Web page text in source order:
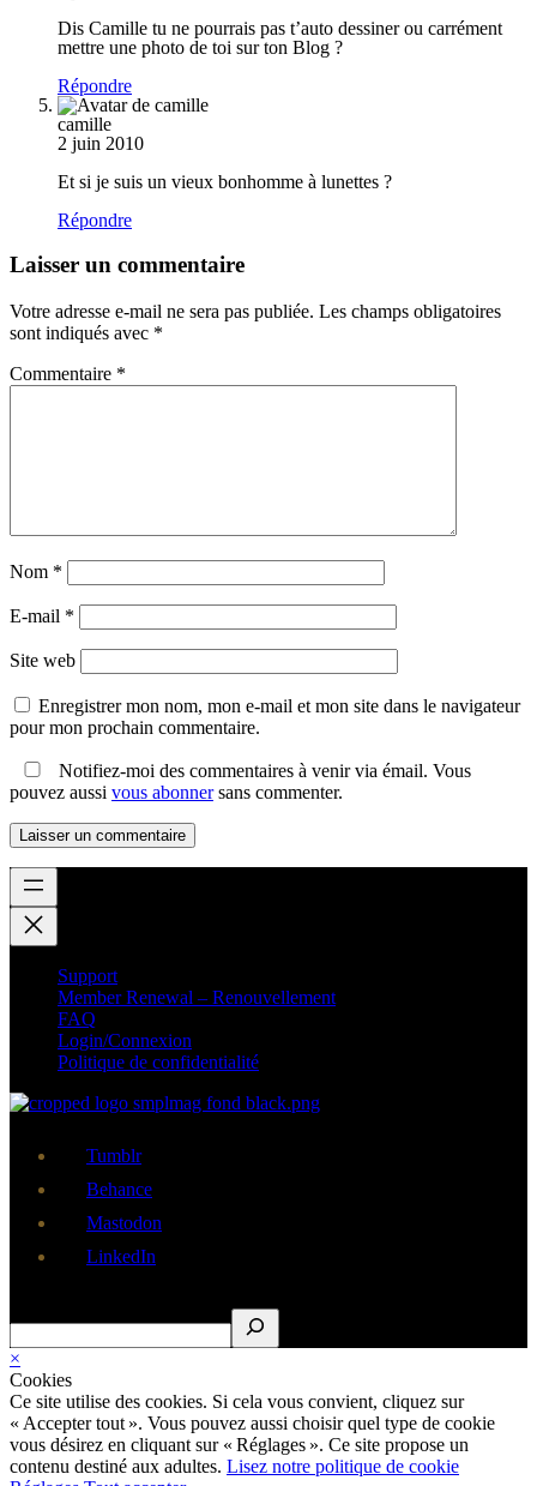
Dis Camille tu ne pourrais pas t’auto dessiner ou carrément
mettre une photo de toi sur ton Blog ?
Répondre
camille
2 juin 2010
Et si je suis un vieux bonhomme à lunettes ?
Répondre
Laisser un commentaire
Votre adresse e-mail ne sera pas publiée. Les champs obligatoires
sont indiqués avec *
Commentaire *
Nom *
E-mail *
Site web
Enregistrer mon nom, mon e-mail et mon site dans le navigateur
pour mon prochain commentaire.
Notifiez-moi des commentaires à venir via émail. Vous
pouvez aussi vous abonnersans commenter.
Support
Member Renewal – Renouvellement
FAQ
Login/Connexion
Politique de confidentialité
Tumblr
Behance
Mastodon
LinkedIn
×
Cookies
Ce site utilise des cookies. Si cela vous convient, cliquez sur
« Accepter tout ». Vous pouvez aussi choisir quel type de cookie
vous désirez en cliquant sur « Réglages ». Ce site propose un
contenu destiné aux adultes. Lisez notre politique de cookie